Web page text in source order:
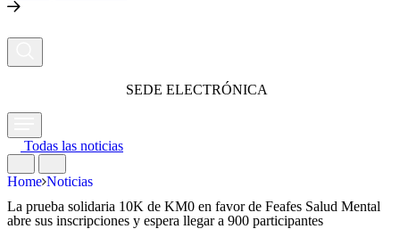
SEDE ELECTRÓNICA
Todas las noticias
Home Noticias
La prueba solidaria 10K de KM0 en favor de Feafes Salud Mental
abre sus inscripciones y espera llegar a 900 participantes